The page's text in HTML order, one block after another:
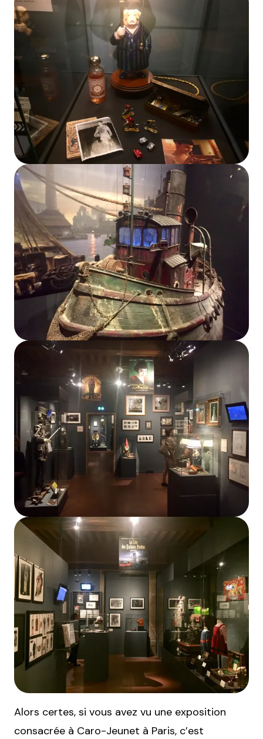
Alors certes, si vous avez vu une exposition
consacrée à Caro-Jeunet à Paris, c’est